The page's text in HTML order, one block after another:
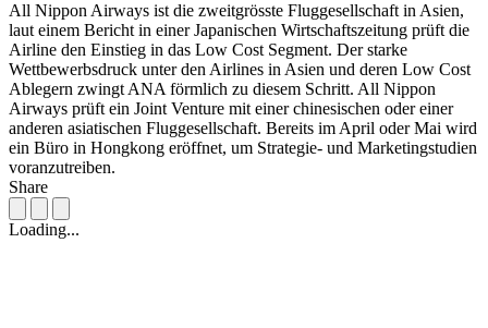
All Nippon Airways ist die zweitgrösste Fluggesellschaft in Asien,
laut einem Bericht in einer Japanischen Wirtschaftszeitung prüft die
Airline den Einstieg in das Low Cost Segment. Der starke
Wettbewerbsdruck unter den Airlines in Asien und deren Low Cost
Ablegern zwingt ANA förmlich zu diesem Schritt. All Nippon
Airways prüft ein Joint Venture mit einer chinesischen oder einer
anderen asiatischen Fluggesellschaft. Bereits im April oder Mai wird
ein Büro in Hongkong eröffnet, um Strategie- und Marketingstudien
voranzutreiben.
Share
Loading...